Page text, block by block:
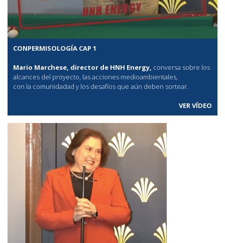
CONPERMISOLOGÍA CAP 1
Mario Marchese, director de HNH Energy, conversa sobre los
alcances del proyecto, las acciones medioambientales,
con la comunidadad y los desafíos que aún deben sortear.
VER VÍDEO